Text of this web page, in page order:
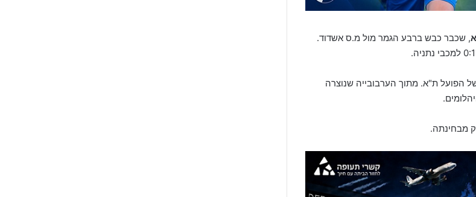
, שכבר כבש ברבע הגמר מול מ.ס אשדוד.
הפועל ת"א. מתוך הערבובייה שנוצרה